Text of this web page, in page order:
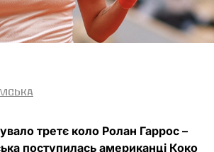
третє коло Ролан Гаррос –
поступилась американці Коко